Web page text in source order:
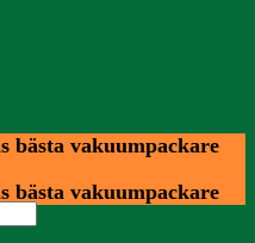
bästa vakuumpackare
bästa vakuumpackare